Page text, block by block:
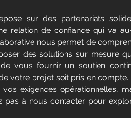
sur des partenariats
relation de confiance qui va
nous permet de
des solutions sur mesure
vous fournir un soutien
votre projet soit pris en compte.
exigences opérationnelles,
pas à nous contacter pour